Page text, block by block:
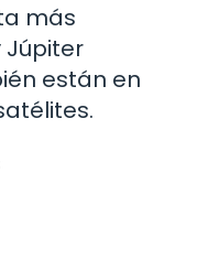
más
Júpiter
están en